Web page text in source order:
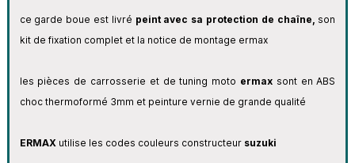
ce garde boue est livré peint avec sa protection de chaîne, son
kit de fixation complet et la notice de montage ermax
les pièces de carrosserie et de tuning moto ermaxsont en ABS
choc thermoformé 3mm et peinture vernie de grande qualité
ERMAX utilise les codes couleurs constructeur suzuki